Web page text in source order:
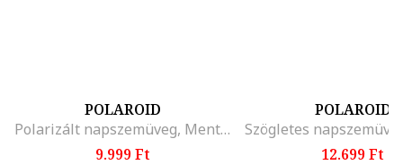
POLAROID
Polarizált napszemüveg, Mentazöld
9.999 Ft
POLAROID
12.699 Ft